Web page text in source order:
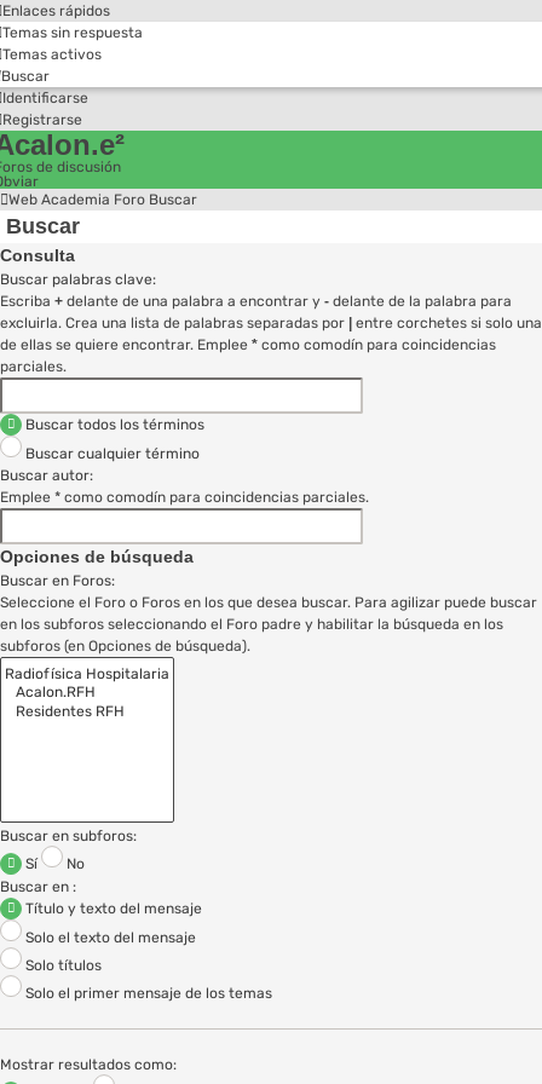
Enlaces rápidos
Temas sin respuesta
Temas activos
Buscar
Identificarse
Registrarse
de discusión
Web Academia Foro Buscar
Buscar
Consulta
Buscar palabras clave:
Escriba + delante de una palabra a encontrar y - delante de la palabra para
excluirla. Crea una lista de palabras separadas por
entre corchetes si solo una
de ellas se quiere encontrar. Emplee * como comodín para coincidencias
parciales.
Buscar todos los términos
Buscar cualquier término
Buscar autor:
Emplee * como comodín para coincidencias parciales.
Opciones de búsqueda
Buscar en Foros:
Seleccione el Foro o Foros en los que desea buscar. Para agilizar puede buscar
en los subforos seleccionando el Foro padre y habilitar la búsqueda en los
subforos (en Opciones de búsqueda).
Buscar en subforos:
Sí
No
Buscar en :
Título y texto del mensaje
Solo el texto del mensaje
Solo títulos
Solo el primer mensaje de los temas
Mostrar resultados como: